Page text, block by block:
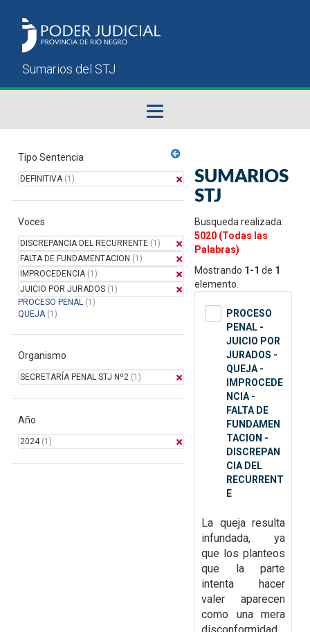
Sumarios del STJ
Manual del Usuario
Tipo Sentencia
DEFINITIVA(1)
Voces
DISCREPANCIA DEL RECURRENTE (1)
FALTA DE FUNDAMENTACION (1)
IMPROCEDENCIA(1)
JUICIO POR JURADOS (1)
PROCESO PENAL (1)
QUEJA(1)
Organismo
SECRETARÍA PENAL STJ Nº2 (1)
Año
2024(1)
SUMARIOS
STJ
Busqueda realizada:
5020 (Todas las
Palabras)
Mostrando 1-1 de 1
elemento.
PROCESO
PENAL -
JUICIO POR
JURADOS -
QUEJA -
IMPROCEDE
NCIA -
FALTA DE
FUNDAMEN
TACION -
DISCREPAN
CIA DEL
RECURRENT
E
La queja resulta
infundada, ya
que los planteos
que la parte
intenta hacer
valer aparecen
como una mera